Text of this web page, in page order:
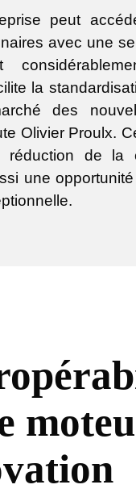
peut
avec une
la
des
Olivier Proulx.
réduction de la
une